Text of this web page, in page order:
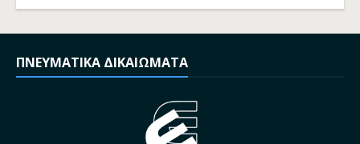
ΠΝΕΥΜΑΤΙΚΑ ΔΙΚΑΙΩΜΑΤΑ